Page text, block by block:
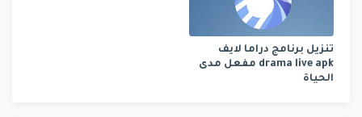
تنزيل برنامج دراما لايف
drama live apk مفعل مدى
الحياة